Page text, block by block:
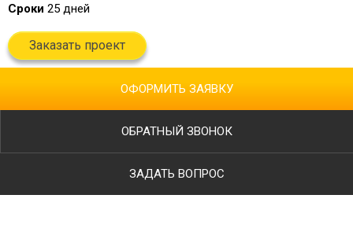
Сроки 25 дней
Заказать проект
ОФОРМИТЬ ЗАЯВКУ
ОБРАТНЫЙ ЗВОНОК
ЗАДАТЬ ВОПРОС